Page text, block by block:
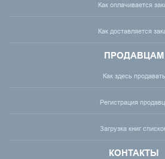
Как оплачивается
Как доставляется
ПРОДАВЦАМ
Как здесь продавать
Регистрация
Загрузка книг
КОНТАКТЫ